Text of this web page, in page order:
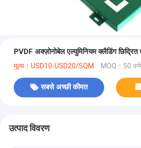
PVDF अक्ज़ोनोबेल एल्युमिनियम क्लैडिंग
मूल्य：USD10-USD20/SQM MOQ：50
सबसे अच्छी कीमत
उत्पाद विवरण